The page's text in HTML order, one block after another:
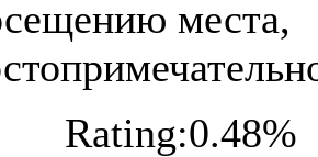
места,
Rating:0.48%